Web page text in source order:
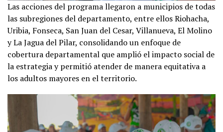
Las acciones del programa llegaron a municipios de todas
las subregiones del departamento, entre ellos Riohacha,
Uribia, Fonseca, San Juan del Cesar, Villanueva, El Molino
y La Jagua del Pilar, consolidando un enfoque de
cobertura departamental que amplió el impacto social de
la estrategia y permitió atender de manera equitativa a
los adultos mayores en el territorio.